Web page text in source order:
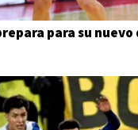
para su nuevo